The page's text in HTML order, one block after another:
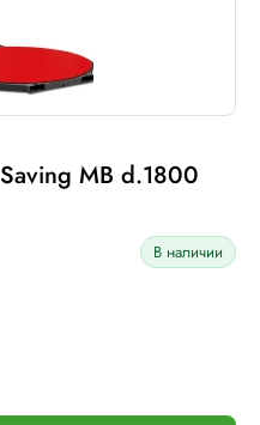
MB d.1800
В наличии